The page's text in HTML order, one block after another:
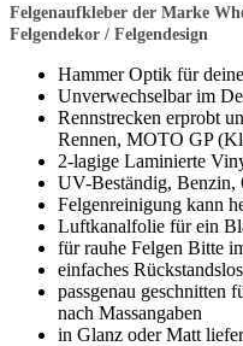
Felgenaufkleber der Marke
Felgendekor / Felgendesign
Hammer Optik für
Unverwechselbar im
Rennstrecken erprobt
Rennen, MOTO GP
2-lagige Laminierte
UV-Beständig, Benzin,
Felgenreinigung kann
Luftkanalfolie für ein
für rauhe Felgen Bitte
einfaches
passgenau geschnitten
nach Massangaben
in Glanz oder Matt